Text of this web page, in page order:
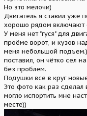
Но это мелочи)
Двигатель я ставил уже
хорошо рядом включают
У меня нет "гуся" для
проёме ворот, и кузов
меня небольшой
поставил, он чётко сел
без проблем.
Подушки все в круг
Это фото как раз
могло испортить мне
месте))